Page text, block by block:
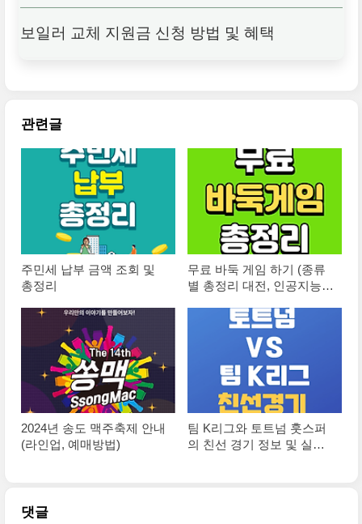
보일러 교체 지원금 신청 방법 및 혜택
관련글
주민세 납부 금액 조회 및
총정리
무료 바둑 게임 하기 (종류
별 총정리 대전, 인공지능
2024년 송도 맥주축제 안내
(라인업, 예매방법)
팀 K리그와 토트넘 훗스퍼
의 친선 경기 정보 및 실시
댓글